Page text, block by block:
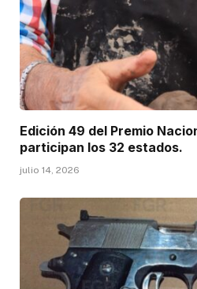
Edición 49 del Premio
participan los 32 estados.
julio 14, 2026